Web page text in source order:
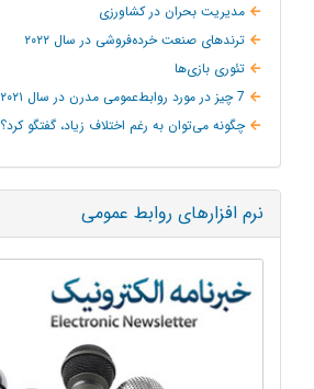
مدیریت بحران در کشاورزی
ترند‌های صنعت خرده‌فروشی در سال ۲۰۲۲
تئوری بازی‌ها
7 چیز در مورد روابط‌عمومی مدرن در سال ۲۰۲۱
چگونه می‌توان به‌ رغم اختلاف زیاد، گفتگو کرد؟
نرم افزارهای روابط عمومی